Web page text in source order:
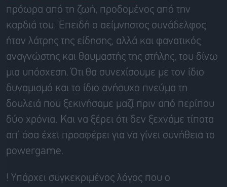
πρόωρα από τη ζωή, προδομένος από την
καρδιά του. Επειδή ο αείμνηστος συνάδελφος
ήταν λάτρης της είδησης, αλλά και φανατικός
αναγνώστης και θαυμαστής της στήλης, του δίνω
μια υπόσχεση. Ότι θα συνεχίσουμε με τον ίδιο
δυναμισμό και το ίδιο ανήσυχο πνεύμα τη
δουλειά που ξεκινήσαμε μαζί πριν από περίπου
δύο χρόνια. Και να ξέρει ότι δεν ξεχνάμε τίποτα
απ’ όσα έχει προσφέρει για να γίνει συνήθεια το
powergame.
! Υπάρχει συγκεκριμένος λόγος που ο